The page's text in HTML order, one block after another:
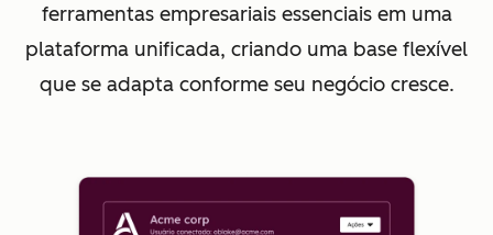
ferramentas empresariais essenciais em uma
plataforma unificada, criando uma base flexível
que se adapta conforme seu negócio cresce.